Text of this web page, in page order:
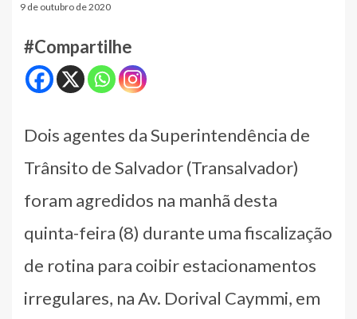
9 de outubro de 2020
#Compartilhe
Dois agentes da Superintendência de
Trânsito de Salvador (Transalvador)
foram agredidos na manhã desta
quinta-feira (8) durante uma fiscalização
de rotina para coibir estacionamentos
irregulares, na Av. Dorival Caymmi, em